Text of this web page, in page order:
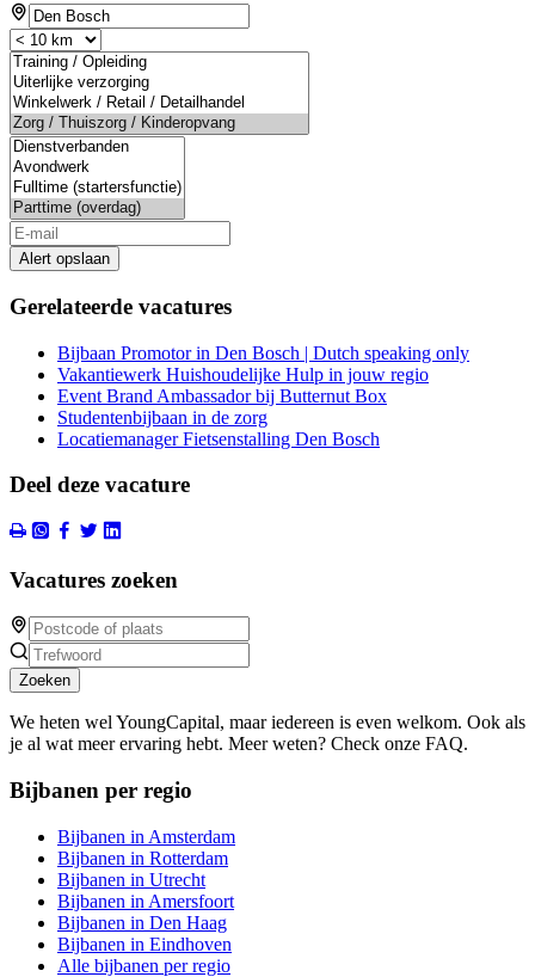
Alert opslaan
Gerelateerde vacatures
Bijbaan Promotor in Den Bosch | Dutch speaking only
Vakantiewerk Huishoudelijke Hulp in jouw regio
Event Brand Ambassador bij Butternut Box
Studentenbijbaan in de zorg
Locatiemanager Fietsenstalling Den Bosch
Deel deze vacature
Vacatures zoeken
Zoeken
We heten wel YoungCapital, maar iedereen is even welkom. Ook als
je al wat meer ervaring hebt. Meer weten? Check onze FAQ.
Bijbanen per regio
Bijbanen in Amsterdam
Bijbanen in Rotterdam
Bijbanen in Utrecht
Bijbanen in Amersfoort
Bijbanen in Den Haag
Bijbanen in Eindhoven
Alle bijbanen per regio